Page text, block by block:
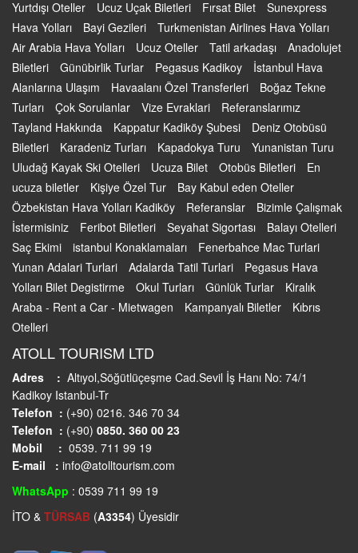
Yurtdışı Oteller Ucuz Uçak Biletleri Fırsat Bilet
Sunexpress
Hava Yolları
Bayi Gezileri
Turkmenistan Airlines Hava Yolları
Air Arabia Hava Yolları
Ucuz Oteller Tatil arkadaşı
Anadolujet
Biletleri
Günübirlik Turlar Pegasus Kadikoy
İstanbul Hava
Alanlarına Ulaşım
Havaalanı Özel Transferleri
Boğaz Tekne
Turları
Çok Sorulanlar Vize Evraklari
Referanslarımız
Tayland Hakkında
Kappatur Kadiköy Şubesi
Deniz Otobüsü
Biletleri
Karadeniz Turları Kapadokya Turu
Yunanistan Turu
Uludağ Kayak Ski Otelleri
Ucuza Bilet Otobüs Biletleri
En
ucuza biletler
Kişiye Özel Tur
Bay Kabul eden Oteller
Özbekistan Hava Yolları Kadiköy
Referanslar
Bizimle Çalışmak
İstermisiniz
Feribot Biletleri Seyahat Sigortası
Balayı Otelleri
Saç Ekimi
istanbul Konaklamaları
Fenerbahce Mac Turlari
Yunan Adalari Turlari
Adalarda Tatil Turlari
Pegasus Hava
Yolları Bilet Degistirme
Okul Turları Günlük Turlar
Kiralık
Araba - Rent a Car - Mietwagen
Kampanyalı Biletler
Kıbrıs
Otelleri
ATOLL TOURISM LTD
Adres : Altıyol,Söğütlüçeşme Cad.Sevil İş Hanı No: 74/1
Kadikoy Istanbul-Tr
Telefon : (+90) 0216. 346 70 34
Telefon : (+90) 0850. 360 00 23
Mobil : 0539. 711 99 19
E-mail : info@atolltourism.com
WhatsApp : 0539 711 99 19
İTO & TÜRSAB (A3354) Üyesidir